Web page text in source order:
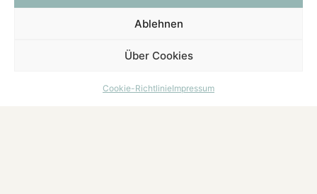
Ablehnen
Über Cookies
Cookie-RichtlinieImpressum